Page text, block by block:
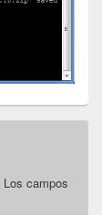
Los campos